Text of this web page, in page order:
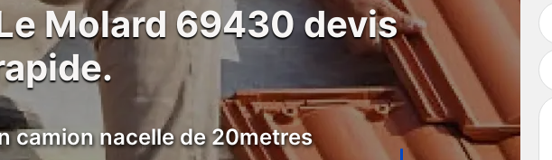
Molard 69430 devis
camion nacelle de 20metres